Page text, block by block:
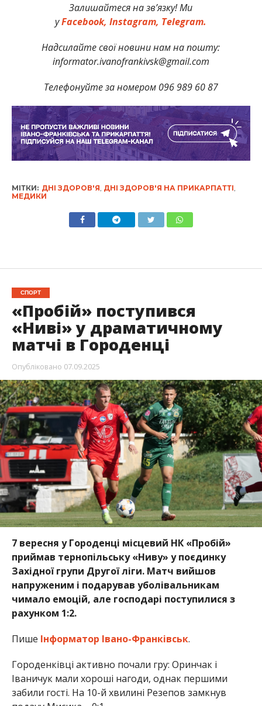
Залишайтеся на зв’язку! Ми
уFacebook, Instagram, Telegram.
Надсилайте свої новини нам на пошту:
informator.ivanofrankivsk@gmail.com
Телефонуйте за номером 096 989 60 87
МІТКИ: ДНІ ЗДОРОВ'Я ДНІ ЗДОРОВ'Я НА ПРИКАРПАТТІ
МЕДИКИ
СПОРТ
«Пробій» поступився
«Ниві» у драматичному
матчі в Городенці
Опубліковано 07.09.2025
7 вересня у Городенці місцевий НК «Пробій»
приймав тернопільську «Ниву» у поєдинку
Західної групи Другої ліги. Матч вийшов
напруженим і подарував уболівальникам
чимало емоцій, але господарі поступилися з
рахунком 1:2.
Пише Інформатор Івано-Франківськ.
Городенківці активно почали гру: Оринчак і
Іваничук мали хороші нагоди, однак першими
забили гості. На 10-й хвилині Резепов замкнув